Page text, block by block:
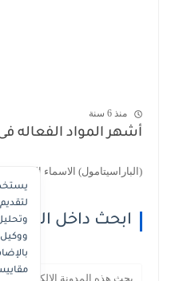
منذ 6 سنة
أشهر المواد الفعاله
المادة
(الباراسيتامول) الاسماء التجارية : 1- اسيتامينوف...
ابحث داخل